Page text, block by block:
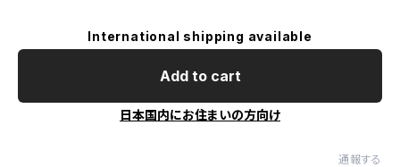
International shipping available
Add to cart
日本国内にお住まいの方向け
通報する